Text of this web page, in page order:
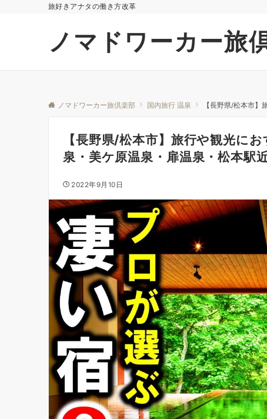
旅好きアナタの働き方改革
ノマドワーカー旅
ノマドワーカー旅倶楽部 国内旅行 温泉 【長野県/松本市
【長野県/松本市】旅行や観光に
泉・美ケ原温泉・扉温泉・松本駅
2022年9月10日